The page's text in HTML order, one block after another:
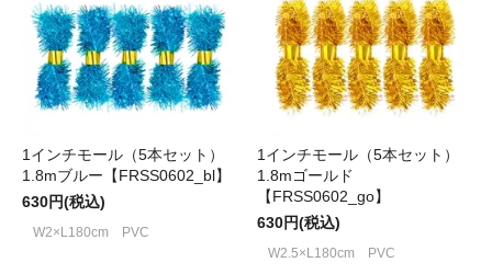
1インチモール（5本セット）
1.8mブルー【FRSS0602_bl】
630円(税込)
W2×L180cm PVC
1インチモール（5本セット）
1.8mゴールド
【FRSS0602_go】
630円(税込)
W2.5×L180cm PVC